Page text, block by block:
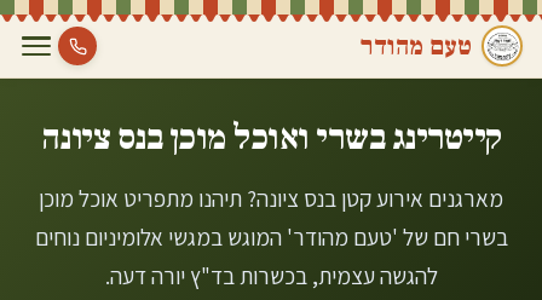
טעם מהודר
קייטרינג בשרי ואוכל מוכן בנס ציונה
מארגנים אירוע קטן בנס ציונה? תיהנו מתפריט אוכל מוכן
בשרי חם של 'טעם מהודר' המוגש במגשי אלומיניום נוחים
להגשה עצמית, בכשרות בד"ץ יורה דעה.